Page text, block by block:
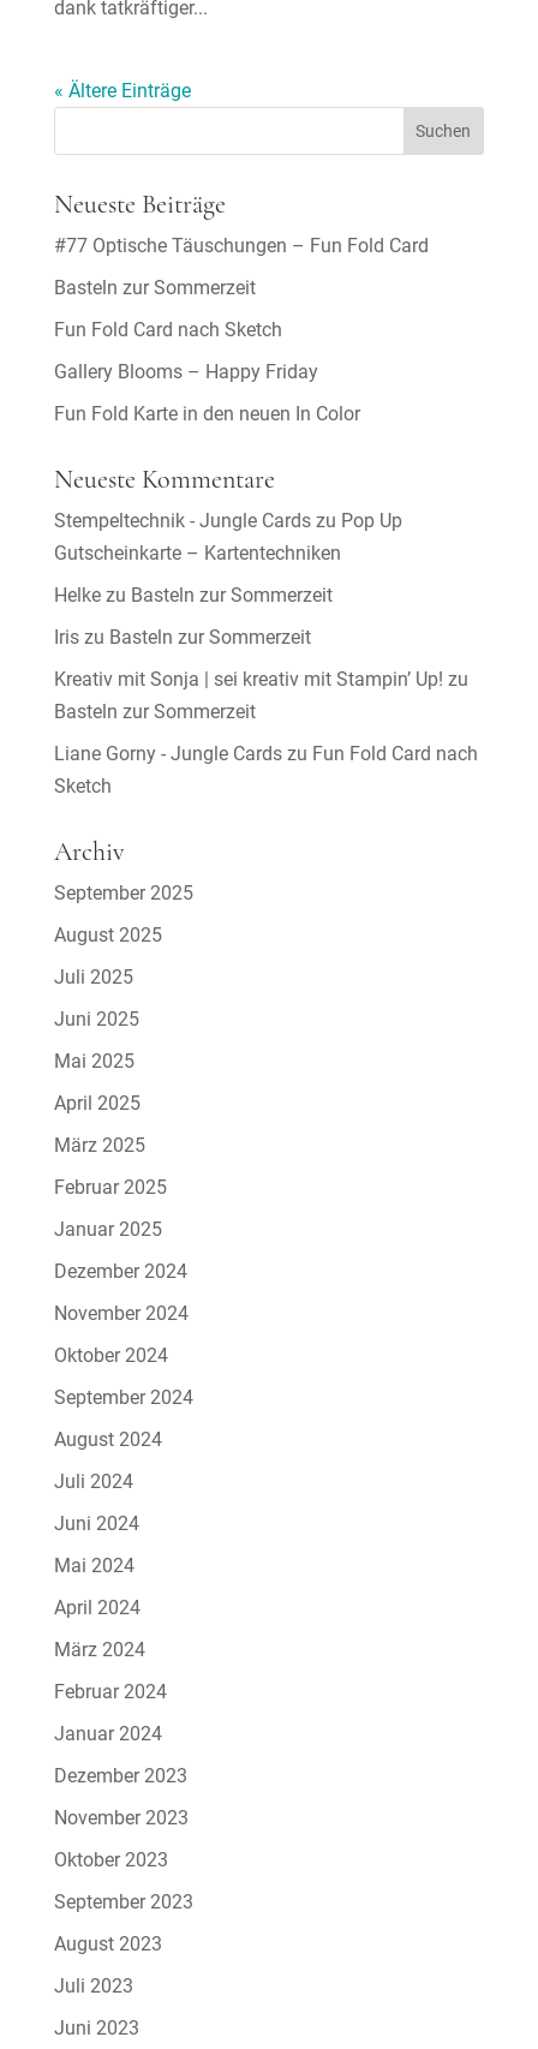
dank tatkräftiger...
« Ältere Einträge
Neueste Beiträge
#77 Optische Täuschungen – Fun Fold Card
Basteln zur Sommerzeit
Fun Fold Card nach Sketch
Gallery Blooms – Happy Friday
Fun Fold Karte in den neuen In Color
Neueste Kommentare
Stempeltechnik - Jungle Cardszu Pop Up
Gutscheinkarte – Kartentechniken
Helkezu Basteln zur Sommerzeit
Iriszu Basteln zur Sommerzeit
Kreativ mit Sonja | sei kreativ mit Stampin’ Up! zu
Basteln zur Sommerzeit
Liane Gorny - Jungle Cardszu Fun Fold Card nach
Sketch
Archiv
September 2025
August 2025
Juli 2025
Juni 2025
Mai 2025
April 2025
März 2025
Februar 2025
Januar 2025
Dezember 2024
November 2024
Oktober 2024
September 2024
August 2024
Juli 2024
Juni 2024
Mai 2024
April 2024
März 2024
Februar 2024
Januar 2024
Dezember 2023
November 2023
Oktober 2023
September 2023
August 2023
Juli 2023
Juni 2023